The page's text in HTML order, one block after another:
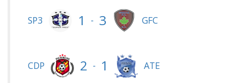
SP3 1 - 3 GFC
CDP 2 - 1 ATE